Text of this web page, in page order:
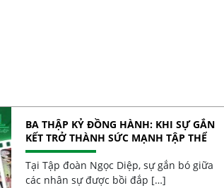
BA THẬP KỶ ĐỒNG HÀNH: KHI SỰ GẮN
KẾT TRỞ THÀNH SỨC MẠNH TẬP THỂ
Tại Tập đoàn Ngọc Diệp, sự gắn bó giữa
các nhân sự được bồi đắp […]